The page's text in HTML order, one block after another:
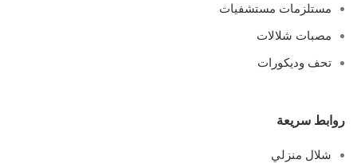
مستلزمات مستشفيات
مصبات شلالات
تحف وديكورات
روابط سريعة
شلال منزلي